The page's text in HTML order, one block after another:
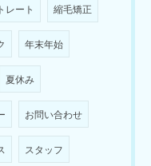
レート 縮毛矯正
年末年始
夏休み
お問い合わせ
スタッフ